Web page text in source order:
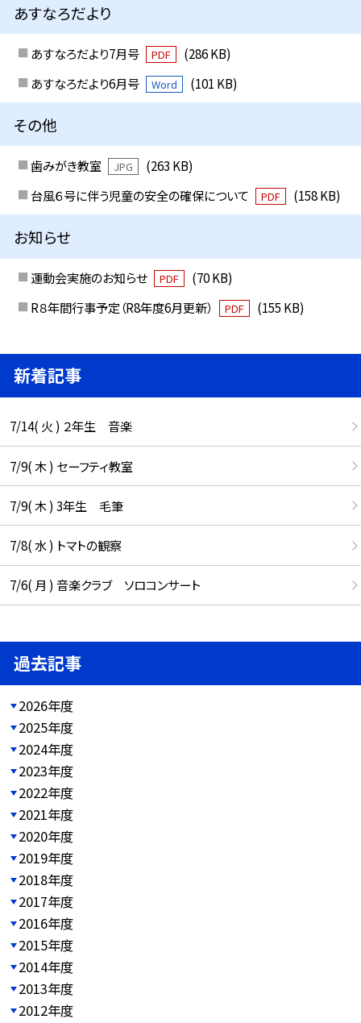
あすなろだより
あすなろだより7月号 PDF
(286 KB)
あすなろだより6月号
Word (101 KB)
その他
歯みがき教室 JPG
(263 KB)
台風６号に伴う児童の安全の確保について
PDF (158 KB)
お知らせ
運動会実施のお知らせ PDF
(70 KB)
R８年間行事予定（R8年度6月更新）
PDF (155 KB)
新着記事
7/14( 火 ) ２年生 音楽
7/9( 木 ) セーフティ教室
7/9( 木 ) 3年生 毛筆
7/8( 水 ) トマトの観察
7/6( 月 ) 音楽クラブ ソロコンサート
過去記事
2026年度
2025年度
2024年度
2023年度
2022年度
2021年度
2020年度
2019年度
2018年度
2017年度
2016年度
2015年度
2014年度
2013年度
2012年度